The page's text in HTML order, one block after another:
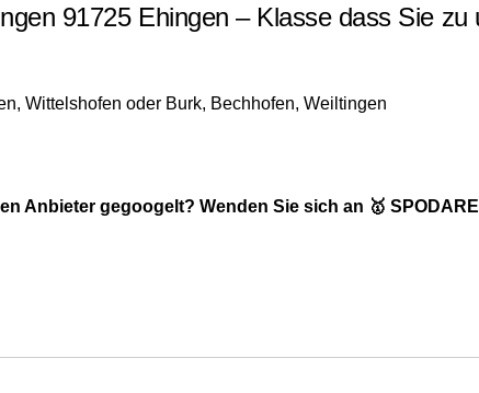
91725 Ehingen – Klasse dass Sie zu
Anbieter gegoogelt? Wenden Sie sich an 🥇